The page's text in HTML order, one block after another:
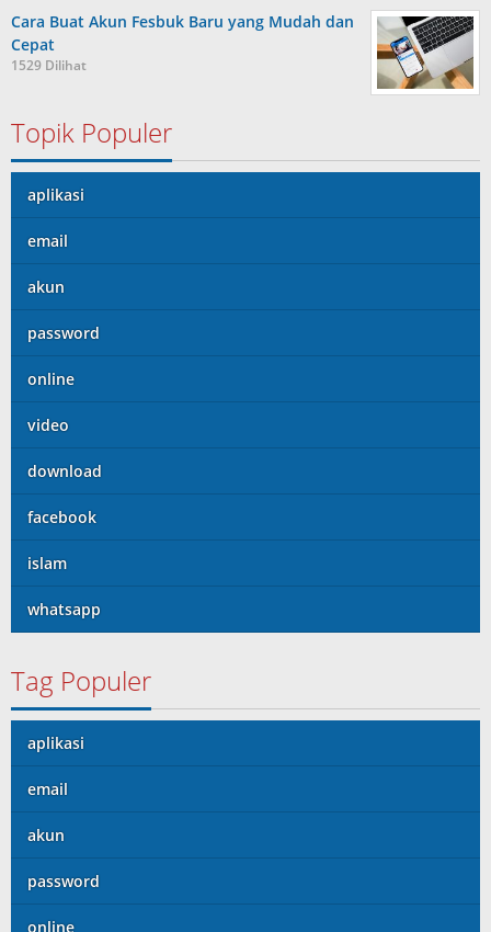
Cara Buat Akun Fesbuk Baru yang Mudah dan
Cepat
1529 Dilihat
Topik Populer
aplikasi
email
akun
password
online
video
download
facebook
islam
whatsapp
Tag Populer
aplikasi
email
akun
password
online